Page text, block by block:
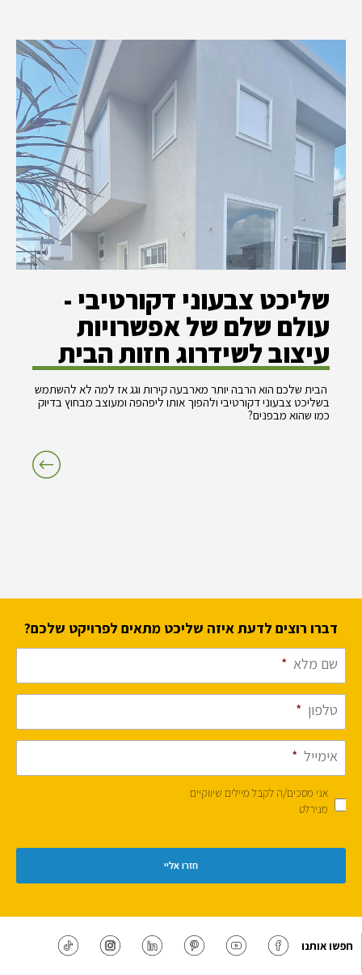
שליכט צבעוני דקורטיבי -
עולם שלם של אפשרויות
עיצוב לשידרוג חזות הבית
הבית שלכם הוא הרבה יותר מארבעה קירות וגג אז למה לא להשתמש
בשליכט צבעוני דקורטיבי ולהפוך אותו ליפהפה ומעוצב מבחוץ בדיוק
כמו שהוא מבפנים?
דברו רוצים לדעת איזה שליכט מתאים לפרויקט שלכם?
שם מלא *
טלפון *
אימייל *
אני מסכים/ה לקבל מיילים שיווקיים
מנירלט
חפשו אותנו